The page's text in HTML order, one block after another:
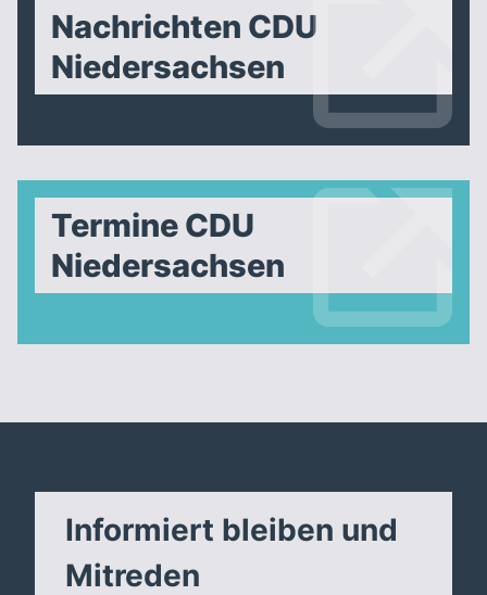
Nachrichten CDU
Niedersachsen
Termine CDU
Niedersachsen
Informiert bleiben und
Mitreden